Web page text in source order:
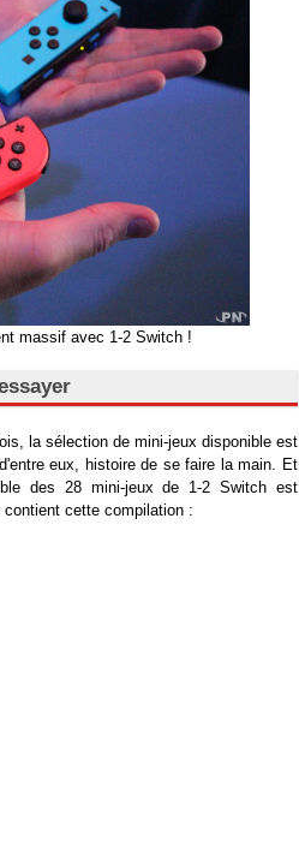
massif avec 1-2 Switch !
la sélection de mini-jeux disponible est
eux, histoire de se faire la main. Et
des 28 mini-jeux de 1-2 Switch est
cette compilation :